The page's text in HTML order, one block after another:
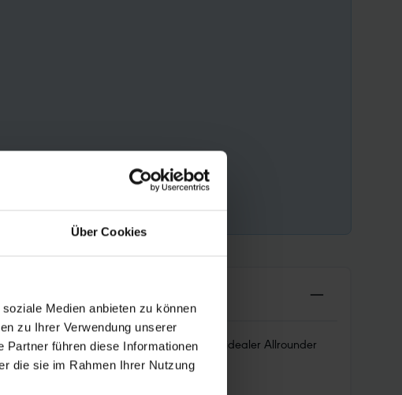
Über Cookies
Medien anbieten zu können
zu Ihrer Verwendung unserer
Partner führen diese Informationen
die sie im Rahmen Ihrer Nutzung
Technologie auf höchstem Niveau. Ein idealer Allrounder